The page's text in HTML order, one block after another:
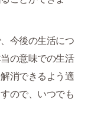
今後の生活につ
の意味での生活
消できるよう適
ので、いつでも